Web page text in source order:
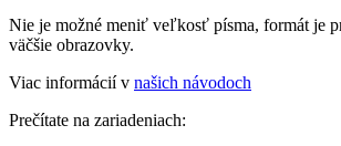
Nie je možné meniť veľkosť písma, formát je
väčšie obrazovky.
Viac informácií v našich návodoch
Prečítate na zariadeniach: